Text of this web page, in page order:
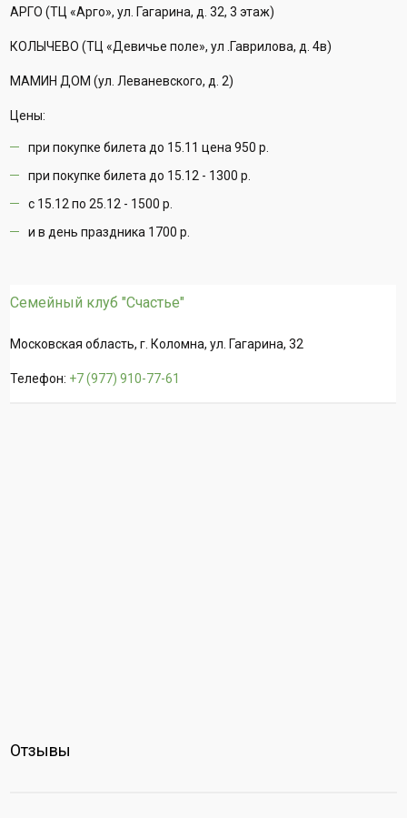
АРГО (ТЦ «Арго», ул. Гагарина, д. 32, 3 этаж)
КОЛЫЧЕВО (ТЦ «Девичье поле», ул .Гаврилова, д. 4в)
МАМИН ДОМ (ул. Леваневского, д. 2)
Цены:
при покупке билета до 15.11 цена 950 р.
при покупке билета до 15.12 - 1300 р.
с 15.12 по 25.12 - 1500 р.
и в день праздника 1700 р.
Семейный клуб "Счастье"
Московская область, г. Коломна, ул. Гагарина, 32
Телефон: +7 (977) 910-77-61
Отзывы